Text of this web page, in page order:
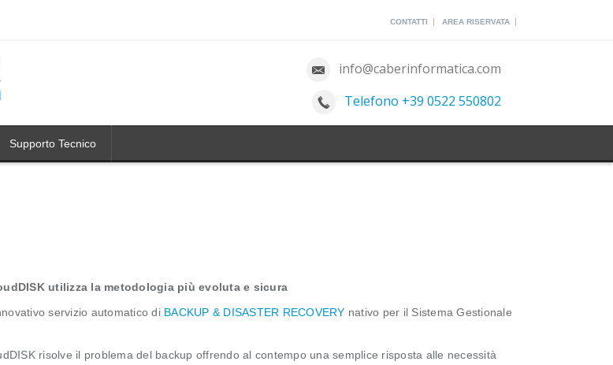
CONTATTI | AREA RISERVATA |
info@caberinformatica.com
Telefono +39 0522 550802
Supporto Tecnico
utilizza la metodologia più evoluta e sicura
servizio automatico di BACKUP & DISASTER RECOVERY nativo per il Sistema Gestionale
risolve il problema del backup offrendo al contempo una semplice risposta alle necessità